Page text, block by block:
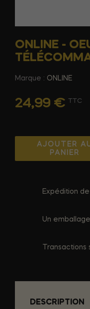
ONLINE -
Marque : ONLINE
24,99 € TTC
AJOUTER
PANIER
Expédition
Un
DESCRIPTION